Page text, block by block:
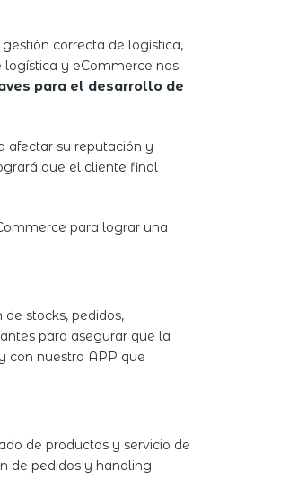
correcta de logística,
y eCommerce nos
para el desarrollo de
afectar su reputación y
que el cliente final
para lograr una
stocks, pedidos,
para asegurar que la
con nuestra APP que
de productos y servicio de
de pedidos y handling.